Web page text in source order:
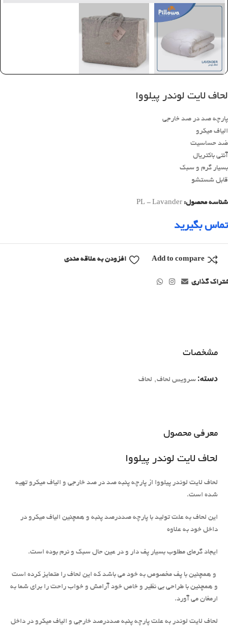
لحاف لایت لوندر پیلووا
پارچه صد در صد خارجی
الیاف میکرو
ضد حساسیت
آنتی باکتریال
بسیار گرم و سبک
قابل شستشو
شناسه محصول: PL - Lavander
تماس بگیرید
Add to compare افزودن به علاقه مندی
گذاری
معرفی محصول
لحاف لایت لوندر پیلووا
لحاف لایت لوندر پیلووا از پارچه پنبه صد در صد خارجی و الیاف میکرو تهیه
شده است.
این لحاف به علت تولید با پارچه صددرصد پنبه و همچنین الیاف میکرو در
داخل خود به علاوه
ایجاد گرمای مطلوب بسیار پف دار و در عین حال سبک و نرم بوده است.
و همچنین با پف مخصوص به خود می باشد که این لحاف را متمایز کرده است
و همچنین با طراحی بی نظیر و خاص خود آرامش و خواب راحت را برای شما به
ارمغان می آورد.
لحاف لایت لوندر به علت پارچه پنبه صددرصد خارجی و الیاف میکرو در داخل
مشخصات
دسته: سرویس لحاف, لحاف